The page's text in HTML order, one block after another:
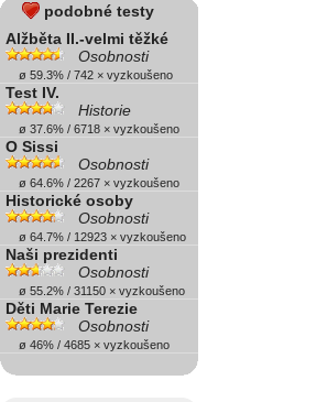
podobné testy
Alžběta II.-velmi těžké
Osobnosti
ø 59.3% / 742 × vyzkoušeno
Test IV.
Historie
ø 37.6% / 6718 × vyzkoušeno
O Sissi
Osobnosti
ø 64.6% / 2267 × vyzkoušeno
Historické osoby
Osobnosti
ø 64.7% / 12923 × vyzkoušeno
Naši prezidenti
Osobnosti
ø 55.2% / 31150 × vyzkoušeno
Děti Marie Terezie
Osobnosti
ø 46% / 4685 × vyzkoušeno